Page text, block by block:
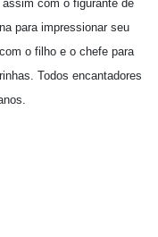
com o figurante de
para impressionar seu
o filho e o chefe para
Todos encantadores